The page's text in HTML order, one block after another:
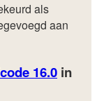
als
aan
16.0 in